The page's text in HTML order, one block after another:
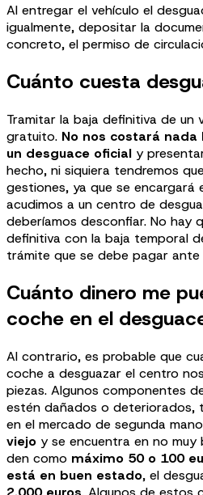
Al entregar el vehículo el
igualmente, depositar la
concreto, el permiso de
Cuánto cuesta
Tramitar la baja definitiva de un
gratuito. No nos costará nada
un desguace oficial y
hecho, ni siquiera tendremos
gestiones, ya que se encargará
acudimos a un centro de
deberíamos desconfiar. No hay
definitiva con la baja temporal
trámite que se debe pagar ante
Cuánto dinero me
coche en el
Al contrario, es probable que
coche a desguazar el centro
piezas. Algunos componentes
estén dañados o deteriorados,
en el mercado de segunda
viejo y se encuentra en no muy
den como máximo 50 o 100
está en buen estado, el